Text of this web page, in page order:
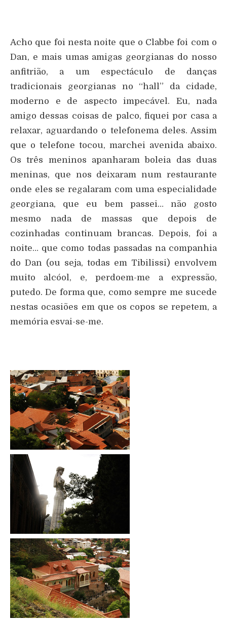
Acho que foi nesta noite que o Clabbe foi com o
Dan, e mais umas amigas georgianas do nosso
anfitrião, a um espectáculo de danças
tradicionais georgianas no “hall” da cidade,
moderno e de aspecto impecável. Eu, nada
amigo dessas coisas de palco, fiquei por casa a
relaxar, aguardando o telefonema deles. Assim
que o telefone tocou, marchei avenida abaixo.
Os três meninos apanharam boleia das duas
meninas, que nos deixaram num restaurante
onde eles se regalaram com uma especialidade
georgiana, que eu bem passei… não gosto
mesmo nada de massas que depois de
cozinhadas continuam brancas. Depois, foi a
noite… que como todas passadas na companhia
do Dan (ou seja, todas em Tibilissi) envolvem
muito alcóol, e, perdoem-me a expressão,
putedo. De forma que, como sempre me sucede
nestas ocasiões em que os copos se repetem, a
memória esvai-se-me.